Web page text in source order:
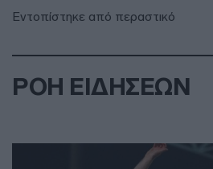
Εντοπίστηκε από περαστικό
ΡΟΗ ΕΙΔΗΣΕΩΝ